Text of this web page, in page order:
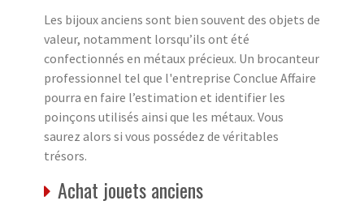
Les bijoux anciens sont bien souvent des objets de
valeur, notamment lorsqu’ils ont été
confectionnés en métaux précieux. Un brocanteur
professionnel tel que l'entreprise Conclue Affaire
pourra en faire l’estimation et identifier les
poinçons utilisés ainsi que les métaux. Vous
saurez alors si vous possédez de véritables
trésors.
Achat jouets anciens